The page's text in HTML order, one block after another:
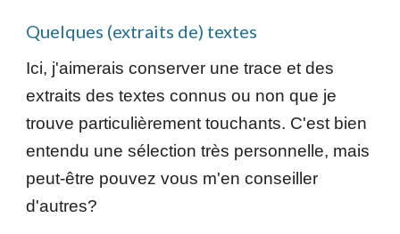
Quelques (extraits de) textes
Ici, j'aimerais conserver une trace et des
extraits destextesconnus ou non que je
trouve particulièrementtouchants. C'est bien
entendu une sélection très personnelle, mais
peut-être pouvezvous m'en conseiller
d'autres?